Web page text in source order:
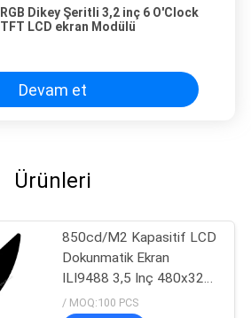
RGB Dikey Şeritli 3,2 inç 6 O'Clock
TFT LCD ekran Modülü
Devam et
Ürünleri
850cd/M2 Kapasitif LCD
Dokunmatik Ekran
ILI9488 3,5 Inç 480x320
Nokta FPC SPI
/ MOQ:100 PCS